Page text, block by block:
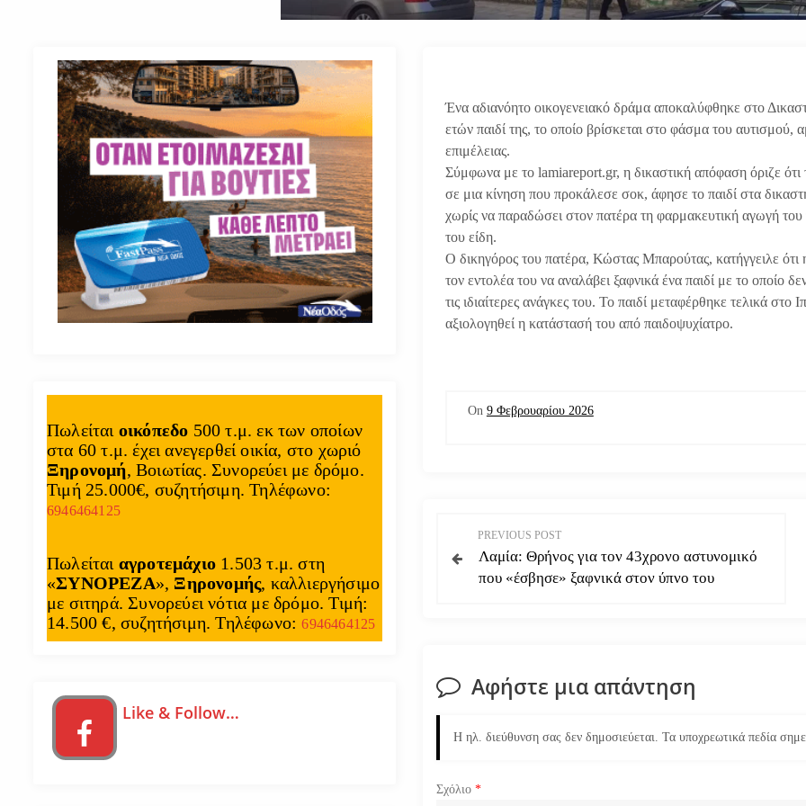
Ένα αδιανόητο οικογενειακό δράμα αποκαλύφθηκε στο
ετών παιδί της, το οποίο βρίσκεται στο φάσμα του
επιμέλειας.
Σύμφωνα με το lamiareport.gr, η δικαστική απόφαση όριζε ότι
σε μια κίνηση που προκάλεσε σοκ, άφησε το παιδί στα
χωρίς να παραδώσει στον πατέρα τη φαρμακευτική αγωγή
του είδη.
Ο δικηγόρος του πατέρα, Κώστας Μπαρούτας, κατήγγειλε
τον εντολέα του να αναλάβει ξαφνικά ένα παιδί με το οποίο
τις ιδιαίτερες ανάγκες του. Το παιδί μεταφέρθηκε τελικά στο
αξιολογηθεί η κατάστασή του από παιδοψυχίατρο.
On 9 Φεβρουαρίου 2026
λ
γ
η
σ
PREVIOUS POST
Λαμία: Θρήνος για τον 43χρονο αστυνομικό
που «έσβησε» ξαφνικά στον ύπνο του
Αφήστε μια απάντηση
Η ηλ. διεύθυνση σας δεν δημοσιεύεται. Τα υποχρεωτικά πεδία
Σχόλιο*
Πωλείται οικόπεδο 500 τ.μ. εκ των οποίων
στα 60 τ.μ. έχει ανεγερθεί οικία, στο χωριό
Ξηρονομή, Βοιωτίας. Συνορεύει με δρόμο.
Τιμή 25.000€, συζητήσιμη. Τηλέφωνο:
6946464125
Πωλείται αγροτεμάχιο 1.503 τ.μ. στη
«ΣΥΝΟΡΕΖΑ», Ξηρονομής, καλλιεργήσιμο
με σιτηρά. Συνορεύει νότια με δρόμο. Τιμή:
14.500 €, συζητήσιμη. Τηλέφωνο:6946464125
Like & Follow…